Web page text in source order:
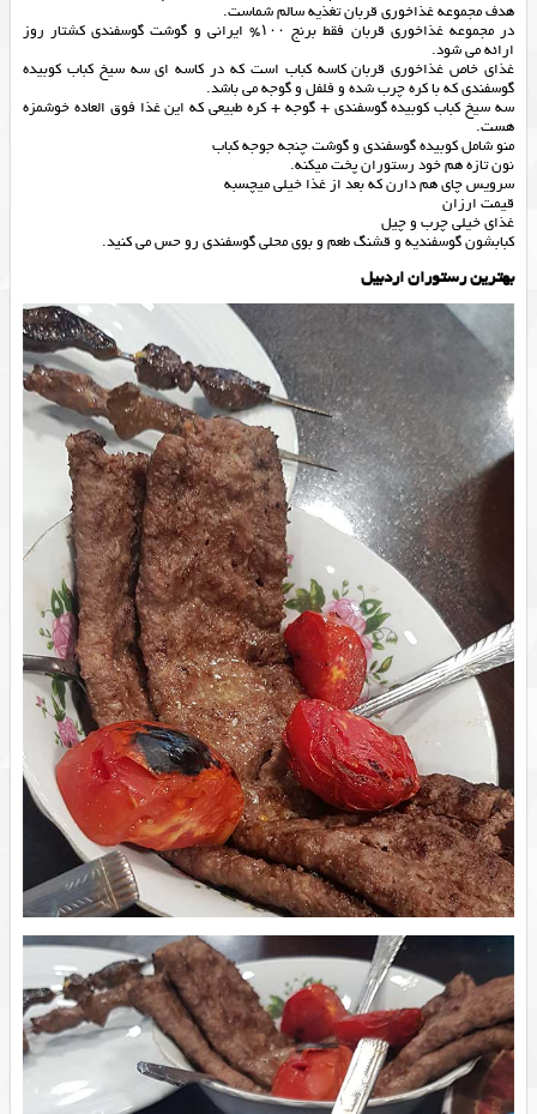
هدف مجموعه غذاخوری قربان تغذیه سالم شماست.
در مجموعه غذاخوری قربان فقط برنج ۱۰۰% ایرانی و گوشت گوسفندی کشتار روز
ارائه می شود.
غذای خاص غذاخوری قربان کاسه کباب است که در کاسه ای سه سیخ کباب کوبیده
گوسفندی که با کره چرب شده و فلفل و گوجه می باشد.
سه سیخ کباب کوبیده گوسفندی + گوجه + کره طبیعی که این غذا فوق العاده خوشمزه
هست.
منو شامل کوبیده گوسفندی و گوشت چنجه جوجه کباب
نون تازه هم خود رستوران پخت میکنه.
سرویس چای هم دارن که بعد از غذا خیلی میچسبه
قیمت ارزان
غذای خیلی چرب و چیل
کبابشون گوسفندیه و قشنگ طعم و بوی محلی گوسفندی رو حس می کنید.
بهترین رستوران اردبیل